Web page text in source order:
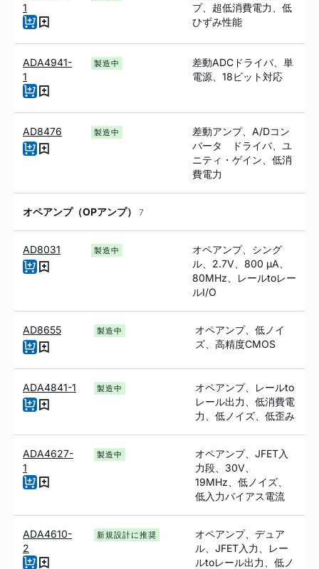
1
プ、超低消費電力、低
ひずみ性能
ADA4941-
1
製造中
差動ADCドライバ、単
電源、18ビット対応
AD8476 製造中
差動アンプ、A/Dコン
バータ ドライバ、ユ
ニティ・ゲイン、低消
費電力
オペアンプ（OPアンプ） 7
AD8031 製造中
オペアンプ、シング
ル、2.7V、800 µA、
80MHz、レールtoレー
ルI/O
AD8655 製造中
オペアンプ、低ノイ
ズ、高精度CMOS
ADA4841-1 製造中
オペアンプ、レールto
レール出力、低消費電
力、低ノイズ、低歪み
ADA4627-
1
製造中
オペアンプ、JFET入
力段、30V、
19MHz 、低ノイズ、
低入力バイアス電流
ADA4610-
2
新規設計に推奨
オペアンプ、デュア
ル、JFET入力、レー
ルtoレール出力、低ノ